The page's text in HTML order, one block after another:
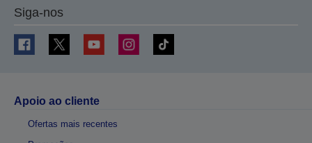
Siga-nos
Apoio ao cliente
Ofertas mais recentes